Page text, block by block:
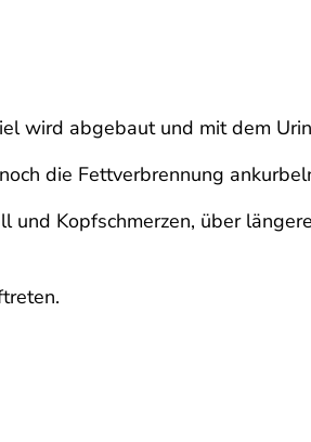
wird abgebaut und mit dem
die Fettverbrennung
Kopfschmerzen, über